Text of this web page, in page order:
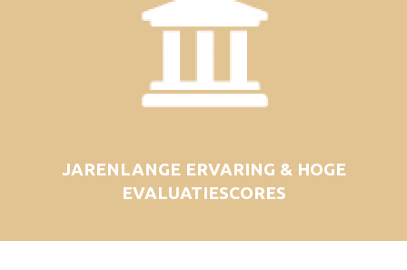
JARENLANGE ERVARING & HOGE
EVALUATIESCORES